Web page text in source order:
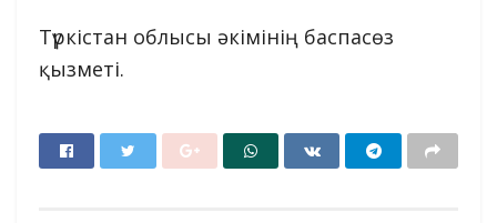
Түркістан облысы әкімінің баспасөз
қызметі.